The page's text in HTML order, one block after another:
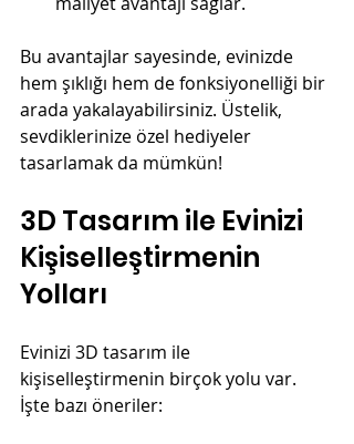
Bu avantajlar sayesinde, evinizde
hem şıklığı hem de fonksiyonelliği bir
arada yakalayabilirsiniz. Üstelik,
sevdiklerinize özel hediyeler
tasarlamak da mümkün!
3D Tasarım ile Evinizi
Kişiselleştirmenin
Yolları
Evinizi 3D tasarım ile
kişiselleştirmenin birçok yolu var.
İşte bazı öneriler: